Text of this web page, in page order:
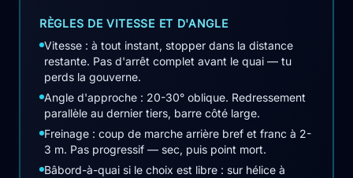
RÈGLES DE VITESSE ET D'ANGLE
Vitesse : à tout instant, stopper dans la distance
restante. Pas d'arrêt complet avant le quai — tu
perds la gouverne.
Angle d'approche : 20-30° oblique. Redressement
parallèle au dernier tiers, barre côté large.
Freinage : coup de marche arrière bref et franc à 2-
3 m. Pas progressif — sec, puis point mort.
Bâbord-à-quai si le choix est libre : sur hélice à